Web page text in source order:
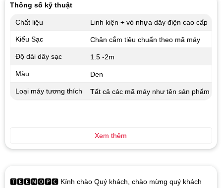
🆃🅴🅴🅼🅾🅿🅲 Kính chào Quý khách, chào mừng quý khách
Thông số kỹ thuật
Chất liệu Linh kiện + vỏ nhựa dây điện cao cấp
Kiểu Sạc Chân cắm tiêu chuẩn theo mã máy
Độ dài dây sạc 1.5 -2m
Màu Đen
Loại máy tương thích Tất cả các mã máy như tên sản phẩm
Xem thêm